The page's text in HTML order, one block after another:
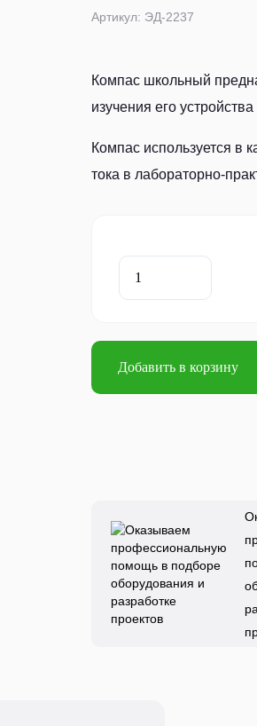
Артикул: ЭД-2237
Компас школьный
изучения его
Компас используется в
тока в лабораторно-
Добавить в корзину